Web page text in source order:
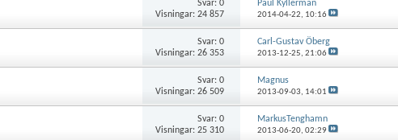
Svar:0
Visningar: 24 857
Paul Kyllerman
2014-04-22, 10:16
Svar:0
Visningar: 26 353
Carl-Gustav Öberg
2013-12-25, 21:06
Svar:0
Visningar: 26 509
Magnus
2013-09-03, 14:01
Svar:0
Visningar: 25 310
MarkusTenghamn
2013-06-20, 02:29